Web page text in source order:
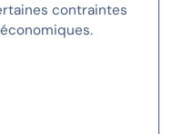
contraintes